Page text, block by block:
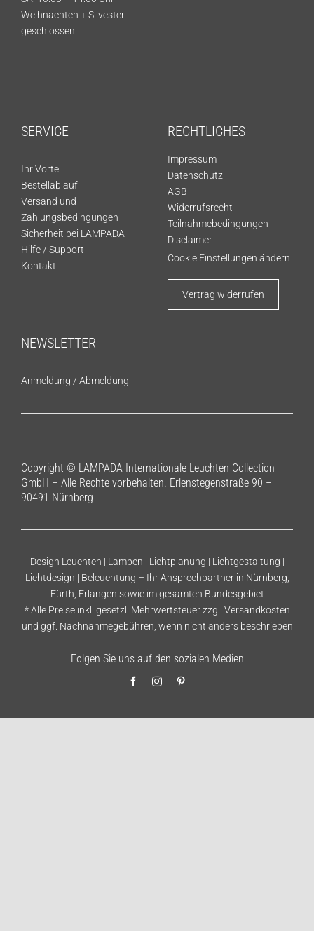
Weihnachten + Silvester
geschlossen
SERVICE
Ihr Vorteil
Bestellablauf
Versand und
Zahlungsbedingungen
Sicherheit bei LAMPADA
Hilfe / Support
Kontakt
RECHTLICHES
Impressum
Datenschutz
AGB
Widerrufsrecht
Teilnahmebedingungen
Disclaimer
Cookie Einstellungen ändern
Vertrag widerrufen
NEWSLETTER
Anmeldung / Abmeldung
Copyright © LAMPADA Internationale Leuchten Collection
GmbH – Alle Rechte vorbehalten. Erlenstegenstraße 90 –
90491 Nürnberg
Design Leuchten | Lampen | Lichtplanung | Lichtgestaltung |
Lichtdesign | Beleuchtung – Ihr Ansprechpartner in Nürnberg,
Fürth, Erlangen sowie im gesamten Bundesgebiet
* Alle Preise inkl. gesetzl. Mehrwertsteuer zzgl. Versandkosten
und ggf. Nachnahmegebühren, wenn nicht anders beschrieben
Folgen Sie uns auf den sozialen Medien